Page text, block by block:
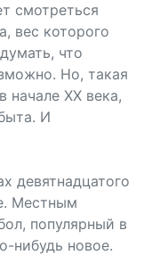
смотреться
вес которого
что
Но, такая
начале ХХ века,
И
девятнадцатого
Местным
популярный в
нибудь новое.